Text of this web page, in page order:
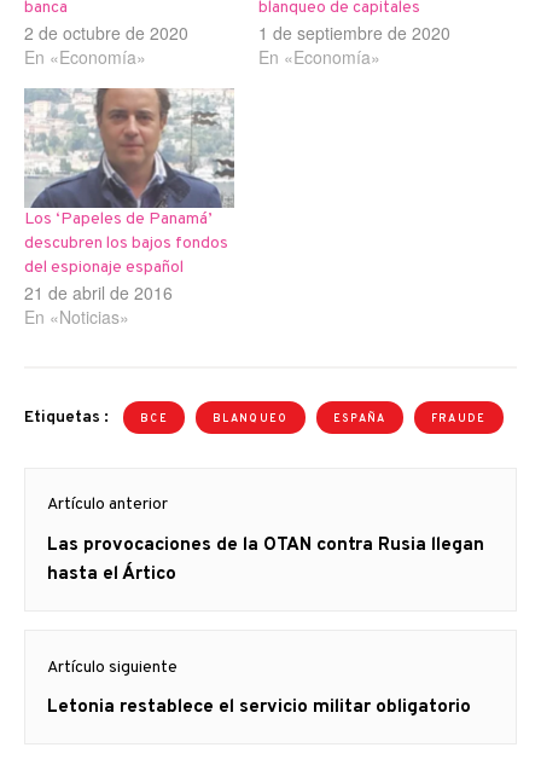
banca
2 de octubre de 2020
En «Economía»
blanqueo de capitales
1 de septiembre de 2020
En «Economía»
Los ‘Papeles de Panamá’
descubren los bajos fondos
del espionaje español
21 de abril de 2016
En «Noticias»
Etiquetas : BCE BLANQUEO ESPAÑA FRAUDE
de
entradas
Artículo anterior
Artículo
anterior
Las provocaciones de la OTAN contra Rusia llegan
hasta el Ártico
Artículo siguiente
Artículo
Letonia restablece el servicio militar obligatorio